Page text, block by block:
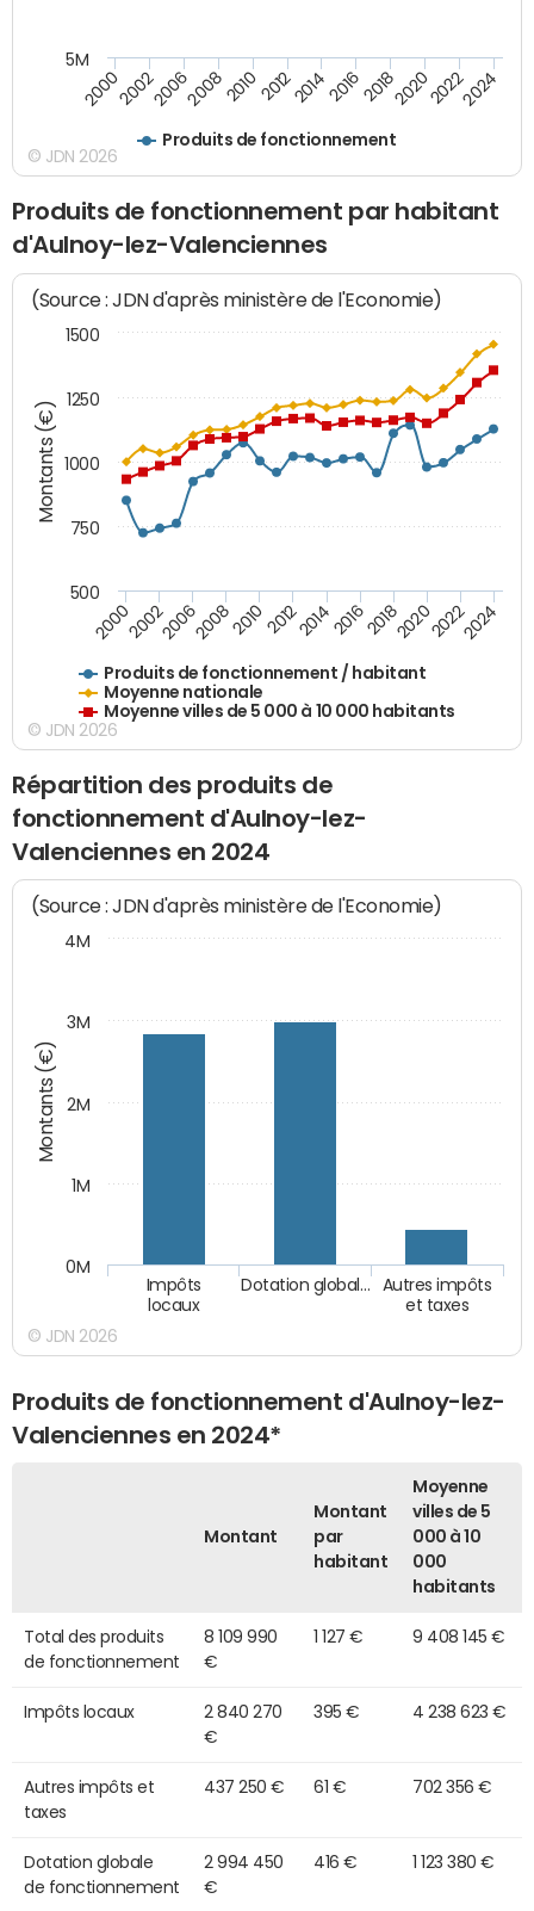
Produits de fonctionnement
200020022006200820102012201420162018202020222024
5M
© JDN 2026
Produits de fonctionnement par habitant
d'Aulnoy-lez-Valenciennes
Montants (€)
(Source : JDN d'après ministère de l'Economie)
Produits de fonctionnement / habitant
Moyenne nationale
Moyenne villes de 5 000 à 10 000 habitants
200020022006200820102012201420162018202020222024
500
750
1000
1250
1500
© JDN 2026
Répartition des produits de
fonctionnement d'Aulnoy-lez-
Valenciennes en 2024
Montants (€)
(Source : JDN d'après ministère de l'Economie)
Autres impôts
et taxes
Dotation global…
Impôts
locaux
0M
1M
2M
3M
4M
© JDN 2026
Produits de fonctionnement d'Aulnoy-lez-
Valenciennes en 2024*
Montant
Montant
par
habitant
Moyenne
villes de 5
000 à 10
000
habitants
Total des produits
de fonctionnement
8 109 990
€
1 127 € 9 408 145 €
Impôts locaux
2 840 270
€
395 € 4 238 623 €
Autres impôts et
taxes
437 250 € 61 € 702 356 €
Dotation globale
de fonctionnement
2 994 450
€
416 € 1 123 380 €